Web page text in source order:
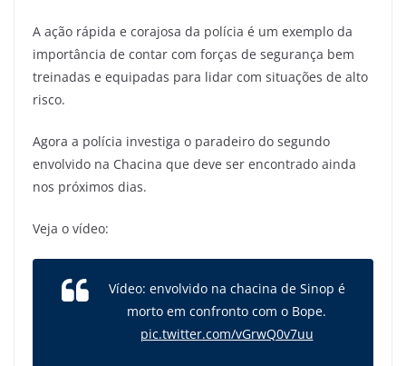
A ação rápida e corajosa da polícia é um exemplo da
importância de contar com forças de segurança bem
treinadas e equipadas para lidar com situações de alto
risco.
Agora a polícia investiga o paradeiro do segundo
envolvido na Chacina que deve ser encontrado ainda
nos próximos dias.
Veja o vídeo:
Vídeo: envolvido na chacina de Sinop é
morto em confronto com o Bope.
pic.twitter.com/vGrwQ0v7uu